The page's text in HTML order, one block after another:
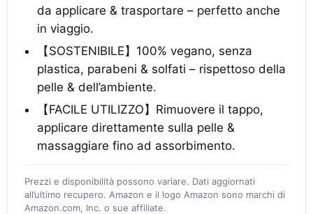
da applicare & trasportare – perfetto anche
in viaggio.
【SOSTENIBILE】100% vegano, senza
plastica, parabeni & solfati – rispettoso della
pelle & dell’ambiente.
【FACILE UTILIZZO】Rimuovere il tappo,
applicare direttamente sulla pelle &
massaggiare fino ad assorbimento.
Prezzi e disponibilità possono variare. Dati aggiornati
all’ultimo recupero. Amazon e il logo Amazon sono marchi di
Amazon.com, Inc. o sue affiliate.